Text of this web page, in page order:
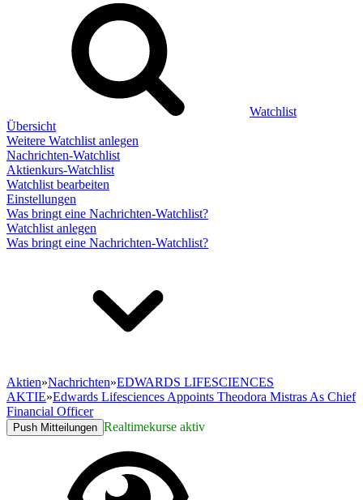
Watchlist
Übersicht
Weitere Watchlist anlegen
Nachrichten-Watchlist
Aktienkurs-Watchlist
Watchlist bearbeiten
Einstellungen
Was bringt eine Nachrichten-Watchlist?
Watchlist anlegen
Was bringt eine Nachrichten-Watchlist?
Aktien»Nachrichten»EDWARDS LIFESCIENCES
AKTIE»Edwards Lifesciences Appoints Theodora Mistras As Chief
Financial Officer
Push Mitteilungen Realtimekurse aktiv